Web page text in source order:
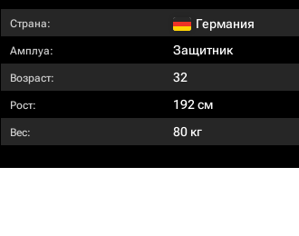
Страна: Германия
Амплуа: Защитник
Возраст: 32
Рост: 192 см
Вес: 80 кг